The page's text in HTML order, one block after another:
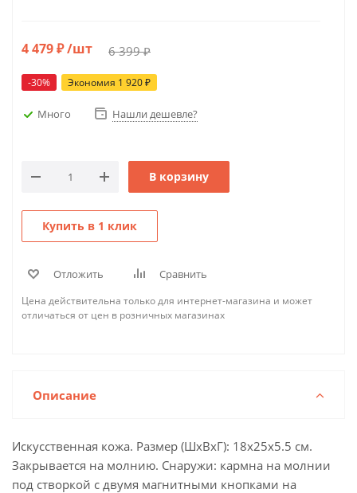
4 479₽/шт 6 399₽
-30% Экономия 1 920₽
Много Нашли дешевле?
В корзину
Купить в 1 клик
Отложить Сравнить
Цена действительна только для интернет-магазина и может
отличаться от цен в розничных магазинах
Описание
Искусственная кожа. Размер (ШхВхГ): 18x25x5.5 см.
Закрывается на молнию. Снаружи: кармна на молнии
под створкой с двумя магнитными кнопками на